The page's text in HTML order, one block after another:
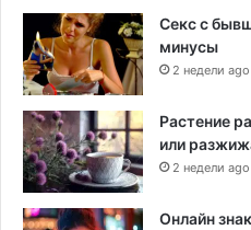
Секс с
минусы
2 недели ago
Растение
или
2 недели ago
Онлайн